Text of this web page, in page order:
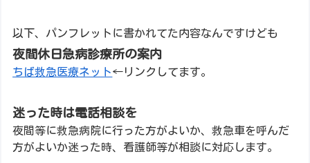
以下、パンフレットに書かれてた内容なんですけども
夜間休日急病診療所の案内
ちば救急医療ネット←リンクしてます。
迷った時は電話相談を
夜間等に救急病院に行った方がよいか、救急車を呼んだ
方がよいか迷った時、看護師等が相談に対応します。